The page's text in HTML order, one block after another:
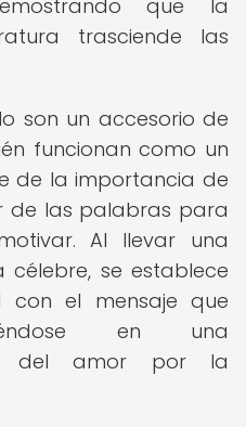
que la
trasciende las
son un accesorio de
funcionan como un
de la importancia de
de las palabras para
Al llevar una
se establece
con el mensaje que
en una
del amor por la